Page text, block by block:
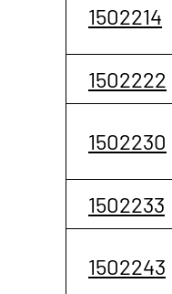
1502214
1502222
1502230
1502233
1502243